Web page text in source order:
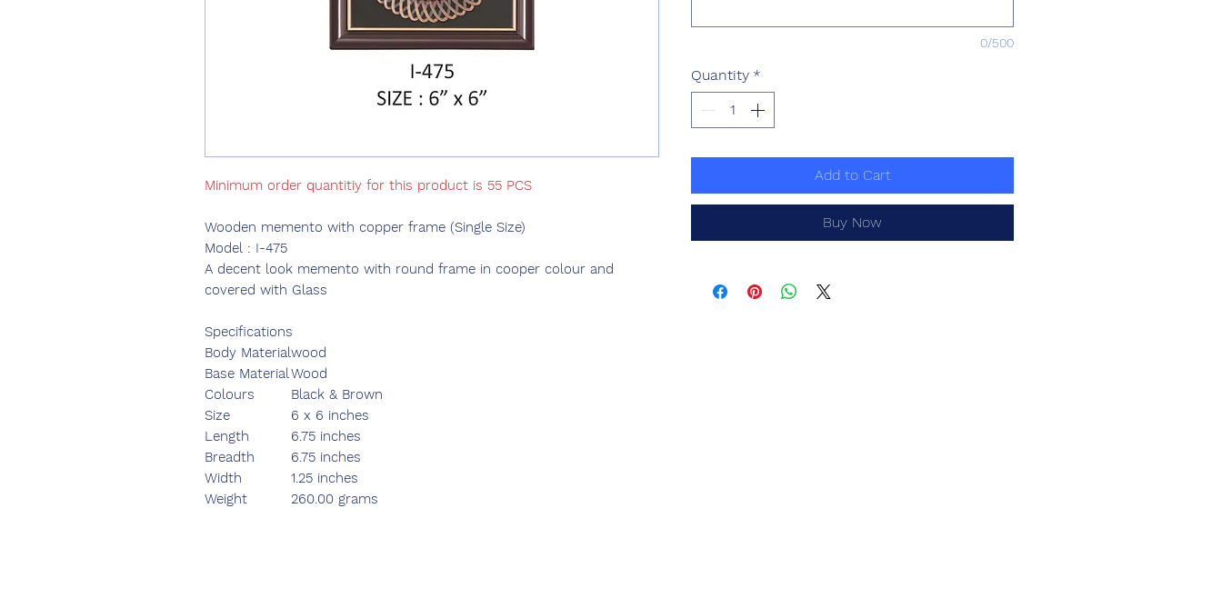
Minimum order quantitiy for this product is 55 PCS
Wooden memento with copper frame (Single Size)
Model : I-475
A decent look memento with round frame in cooper colour and
covered with Glass
Specifications
Body Materialwood
Base MaterialWood
Colours
Black & Brown
Size
6 x 6 inches
Length
6.75 inches
Breadth
6.75 inches
Width
1.25 inches
Weight
260.00 grams
0/500
Quantity *
Add to Cart
Buy Now